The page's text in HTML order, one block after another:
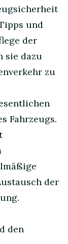
und
der
sie dazu
zu
Fahrzeugs.
der
den